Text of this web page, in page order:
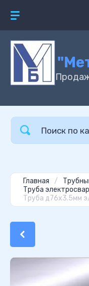
Главная /
Труба
Труба д76х3.5мм